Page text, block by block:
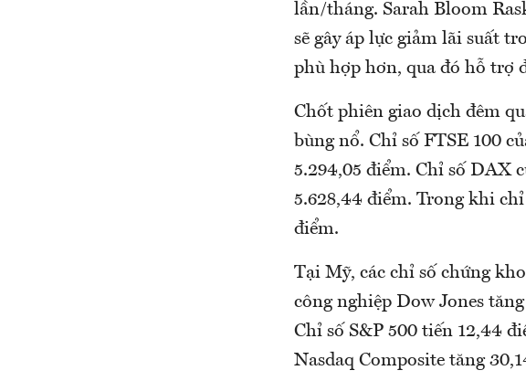
lần/tháng. Sarah Bloom
sẽ gây áp lực giảm lãi suất
phù hợp hơn, qua đó hỗ trợ
Chốt phiên giao dịch đêm
bùng nổ. Chỉ số FTSE 100
5.294,05 điểm. Chỉ số DAX
5.628,44 điểm. Trong khi
điểm.
Tại Mỹ, các chỉ số chứng
công nghiệp Dow Jones
Chỉ số S&P 500 tiến 12,44
Nasdaq Composite tăng